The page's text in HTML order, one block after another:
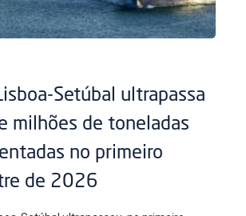
Setúbal ultrapassa
milhões de toneladas
no primeiro
de 2026